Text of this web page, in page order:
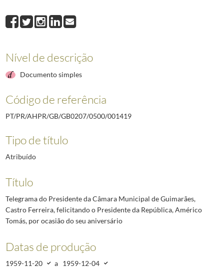
001420Telegrama do Presidente da Direção do Sindicato Nacional dos
001421Telegrama do Presidente da Direção do Rotary Club de Lisboa,
001423
Telegrama do Presidente da Direção da Casa de Trás-os-Montes e
(...)
Nível de descrição
Documento simples
Código de referência
PT/PR/AHPR/GB/GB0207/0500/001419
Tipo de título
Atribuído
Título
Telegrama do Presidente da Câmara Municipal de Guimarães,
Castro Ferreira, felicitando o Presidente da República, Américo
Tomás, por ocasião do seu aniversário
Datas de produção
1959-11-20 a 1959-12-04